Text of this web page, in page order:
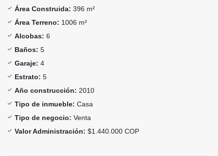
Área Construida: 396 m²
Área Terreno: 1006 m²
Alcobas: 6
Baños: 5
Garaje: 4
Estrato: 5
Año construcción: 2010
Tipo de inmueble: Casa
Tipo de negocio: Venta
Valor Administración: $1.440.000 COP